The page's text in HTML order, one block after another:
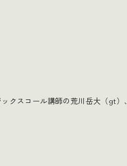
クスコール講師の荒川岳大（gt）、